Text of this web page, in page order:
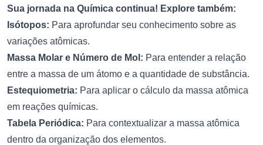
Sua jornada na Química continua! Explore também:
Isótopos: Para aprofundar seu conhecimento sobre as
variações atômicas.
Massa Molar e Número de Mol: Para entender a relação
entre a massa de um átomo e a quantidade de substância.
Estequiometria: Para aplicar o cálculo da massa atômica
em reações químicas.
Tabela Periódica: Para contextualizar a massa atômica
dentro da organização dos elementos.